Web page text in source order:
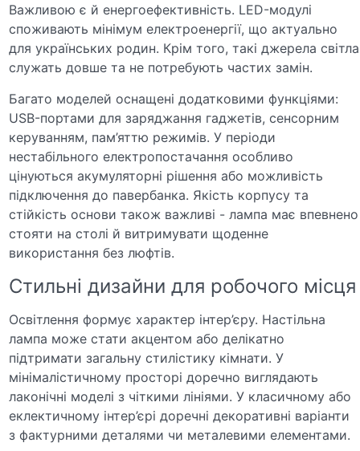
Важливою є й енергоефективність. LED-модулі
споживають мінімум електроенергії, що актуально
для українських родин. Крім того, такі джерела світла
служать довше та не потребують частих замін.
Багато моделей оснащені додатковими функціями:
USB-портами для заряджання гаджетів, сенсорним
керуванням, пам’яттю режимів. У періоди
нестабільного електропостачання особливо
цінуються акумуляторні рішення або можливість
підключення до павербанка. Якість корпусу та
стійкість основи також важливі - лампа має впевнено
стояти на столі й витримувати щоденне
використання без люфтів.
Стильні дизайни для робочого місця
Освітлення формує характер інтер’єру. Настільна
лампа може стати акцентом або делікатно
підтримати загальну стилістику кімнати. У
мінімалістичному просторі доречно виглядають
лаконічні моделі з чіткими лініями. У класичному або
еклектичному інтер’єрі доречні декоративні варіанти
з фактурними деталями чи металевими елементами.